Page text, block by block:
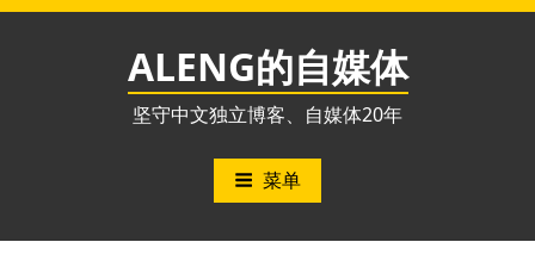
跳
ALENG的自媒体
坚守中文独立博客、自媒体20年
菜单